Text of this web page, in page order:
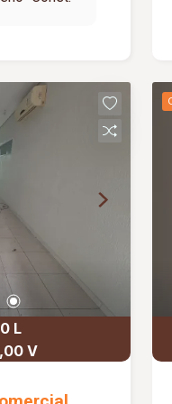
L
V